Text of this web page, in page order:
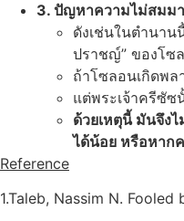
3. ปัญหาความไม่สมม
ดังเช่นในตำนาน
ปราชญ์” ของโซ
ถ้าโซลอนเกิดพ
แต่พระเจ้าครีซัซ
ด้วยเหตุนี้ มันจึง
ได้น้อย หรือหาก
Reference
1.Taleb, Nassim N.